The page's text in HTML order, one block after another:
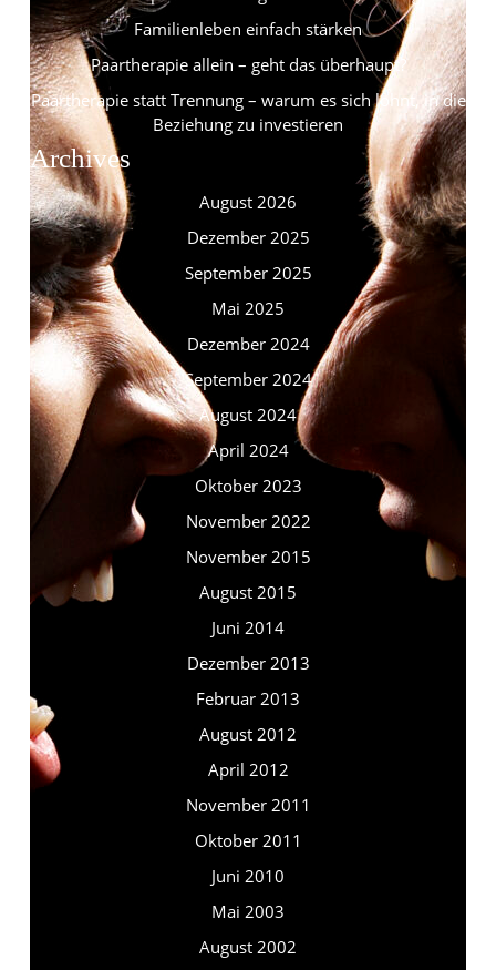
Familienleben einfach stärken
Paartherapie allein – geht das überhaupt?
Paartherapie statt Trennung – warum es sich lohnt, in die
Beziehung zu investieren
Archives
August 2026
Dezember 2025
September 2025
Mai 2025
Dezember 2024
September 2024
August 2024
April 2024
Oktober 2023
November 2022
November 2015
August 2015
Juni 2014
Dezember 2013
Februar 2013
August 2012
April 2012
November 2011
Oktober 2011
Juni 2010
Mai 2003
August 2002